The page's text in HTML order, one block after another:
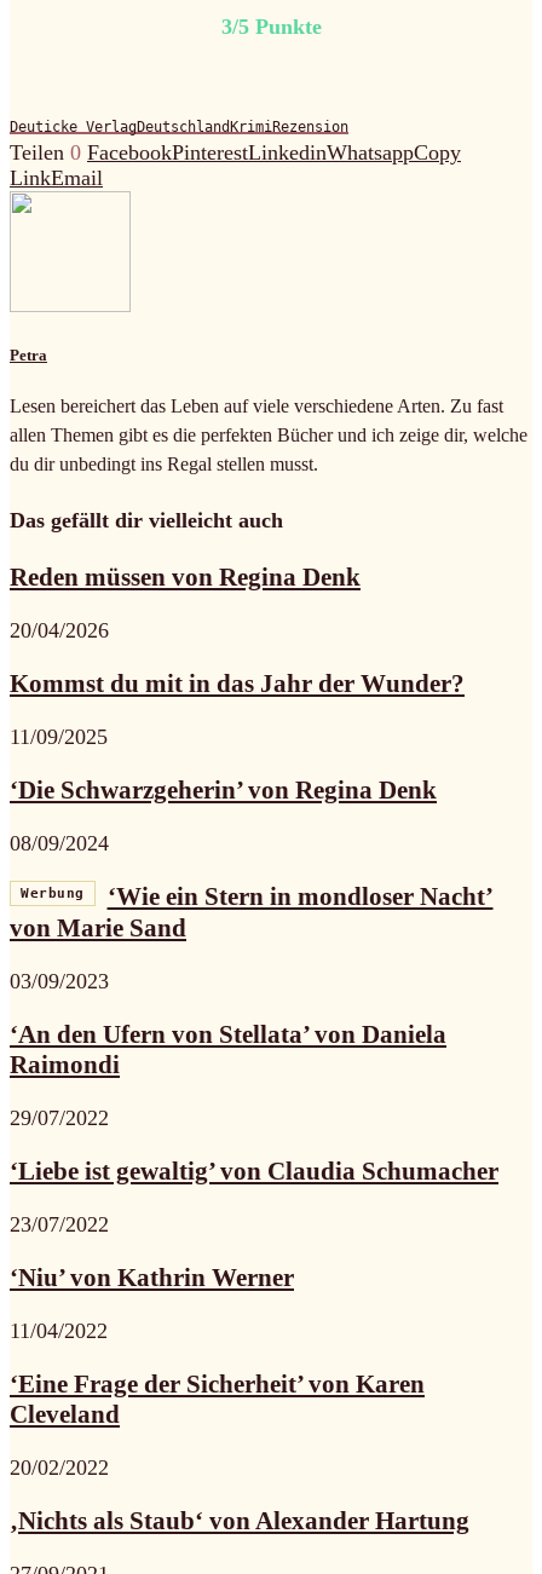
3/5 Punkte
Deuticke VerlagDeutschland KrimiRezension
Teilen 0 FacebookPinterestLinkedinWhatsappCopy
LinkEmail
Petra
Lesen bereichert das Leben auf viele verschiedene Arten. Zu fast
allen Themen gibt es die perfekten Bücher und ich zeige dir, welche
du dir unbedingt ins Regal stellen musst.
Das gefällt dir vielleicht auch
Reden müssen von Regina Denk
20/04/2026
Kommst du mit in das Jahr der Wunder?
11/09/2025
‘Die Schwarzgeherin’ von Regina Denk
08/09/2024
Werbung
‘Wie ein Stern in mondloser Nacht’
von Marie Sand
03/09/2023
‘An den Ufern von Stellata’ von Daniela
Raimondi
29/07/2022
‘Liebe ist gewaltig’ von Claudia Schumacher
23/07/2022
‘Niu’ von Kathrin Werner
11/04/2022
‘Eine Frage der Sicherheit’ von Karen
Cleveland
20/02/2022
‚Nichts als Staub‘ von Alexander Hartung